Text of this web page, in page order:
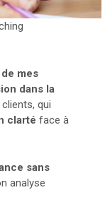
mes
dans la
qui
clarté face à
sans
analyse